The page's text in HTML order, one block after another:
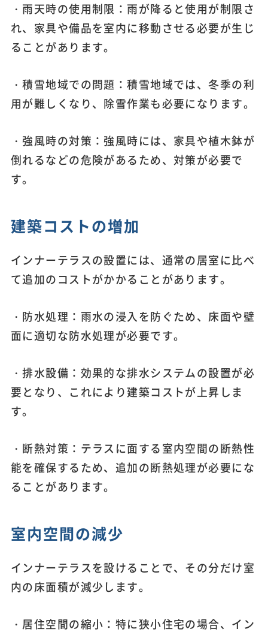
・雨天時の使用制限：雨が降ると使用が制限さ
れ、家具や備品を室内に移動させる必要が生じ
ることがあります。
・積雪地域での問題：積雪地域では、冬季の利
用が難しくなり、除雪作業も必要になります。
・強風時の対策：強風時には、家具や植木鉢が
倒れるなどの危険があるため、対策が必要で
す。
建築コストの増加
インナーテラスの設置には、通常の居室に比べ
て追加のコストがかかることがあります。
・防水処理：雨水の浸入を防ぐため、床面や壁
面に適切な防水処理が必要です。
・排水設備：効果的な排水システムの設置が必
要となり、これにより建築コストが上昇しま
す。
・断熱対策：テラスに面する室内空間の断熱性
能を確保するため、追加の断熱処理が必要にな
ることがあります。
室内空間の減少
インナーテラスを設けることで、その分だけ室
内の床面積が減少します。
・居住空間の縮小：特に狭小住宅の場合、イン